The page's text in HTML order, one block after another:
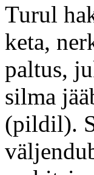
Turul
keta,
paltus,
silma
(pildil).